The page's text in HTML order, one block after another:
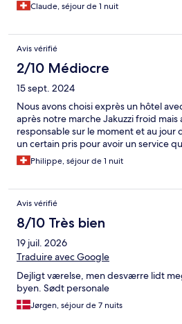
Claude, séjour de 1 nuit
Avis vérifié
2/10 Médiocre
15 sept. 2024
Nous avons choisi exprès un hôtel
après notre marche Jakuzzi froid
responsable sur le moment et au jour
un certain pris pour avoir un service
Philippe, séjour de 1 nuit
Avis vérifié
8/10 Très bien
19 juil. 2026
Traduire avec Google
Dejligt værelse, men desværre lidt
byen. Sødt personale
Jørgen, séjour de 7 nuits